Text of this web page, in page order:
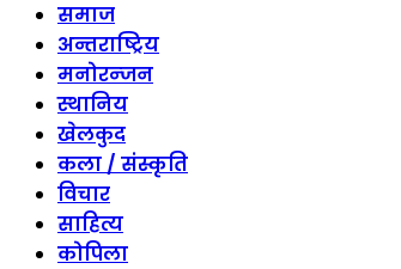
समाज
अन्तराष्ट्रिय
मनोरन्जन
स्थानिय
खेलकुद
कला / संस्कृति
विचार
साहित्य
कोपिला